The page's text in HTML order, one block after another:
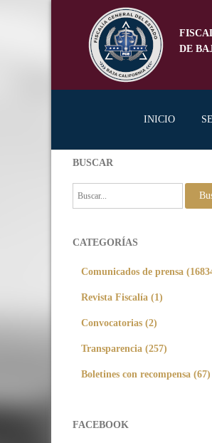
DE
INICIO
BUSCAR
CATEGORÍAS
Comunicados de prensa
Revista Fiscalía (1)
Convocatorias (2)
Transparencia (257)
Boletines con recompensa (67)
FACEBOOK